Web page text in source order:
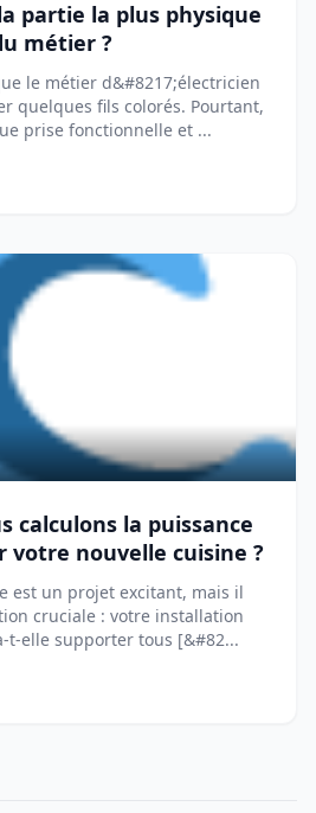
partie la plus physique
métier ?
le métier d&#8217;électricien
quelques fils colorés. Pourtant,
prise fonctionnelle et ...
calculons la puissance
votre nouvelle cuisine ?
est un projet excitant, mais il
cruciale : votre installation
t-elle supporter tous [&#82...